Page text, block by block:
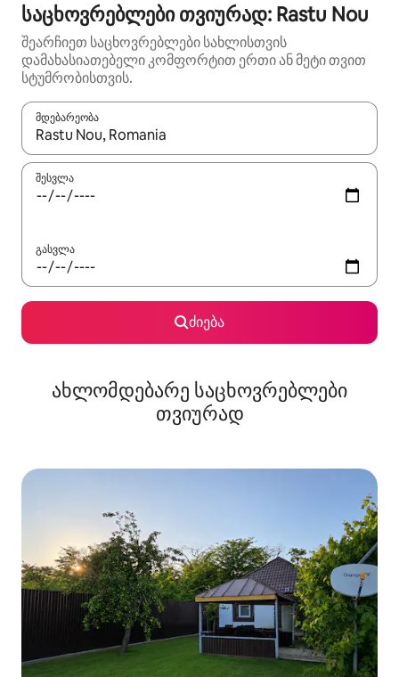
საცხოვრებლები თვიურად: Rastu Nou
შეარჩიეთ საცხოვრებლები სახლისთვის
დამახასიათებელი კომფორტით ერთი ან მეტი თვით
სტუმრობისთვის.
მდებარეობა
როცა შედეგები ხელმისაწვდომი გახდება, ნავიგაციისთვის
შესვლა
გასვლა
ძიება
ახლომდებარე საცხოვრებლები
თვიურად